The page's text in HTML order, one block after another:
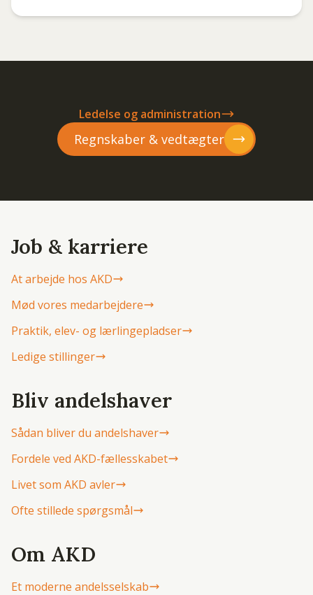
Ledelse og administration
Regnskaber & vedtægter
Job & karriere
At arbejde hos AKD
Mød vores medarbejdere
Praktik, elev- og lærlingepladser
Ledige stillinger
Bliv andelshaver
Sådan bliver du andelshaver
Fordele ved AKD-fællesskabet
Livet som AKD avler
Ofte stillede spørgsmål
Om AKD
Et moderne andelsselskab